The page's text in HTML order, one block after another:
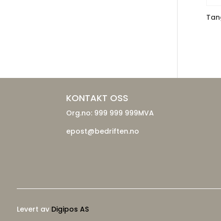
KONTAKT OSS
Org.no: 999 999 999MVA
epost@bedriften.no
Levert av Digipos AS